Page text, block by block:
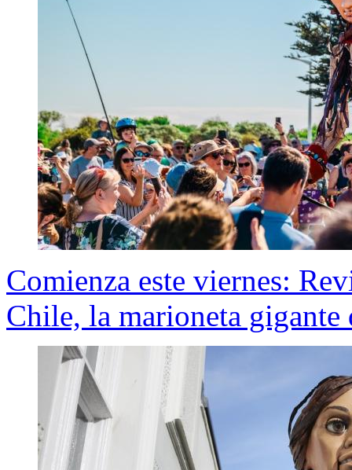
Comienza este viernes:
Chile, la marioneta